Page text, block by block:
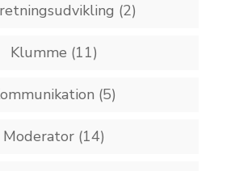
(2)
Klumme (11)
(5)
Moderator(14)